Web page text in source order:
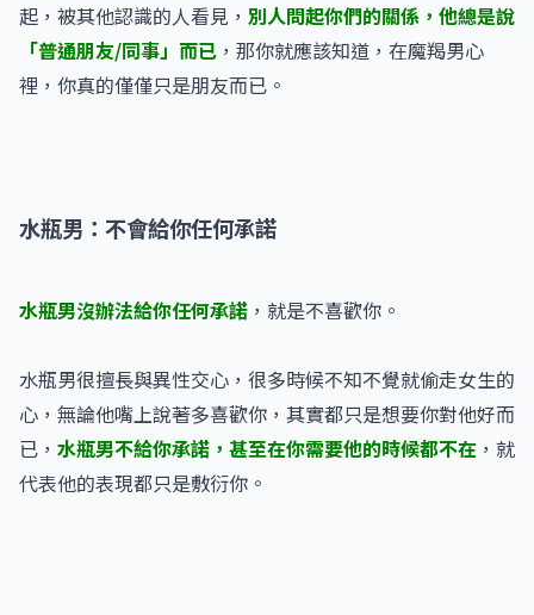
起，被其他認識的人看見， 別人問起你們的關係，他總是說
「普通朋友/同事」而已 ，那你就應該知道，在魔羯男心
裡，你真的僅僅只是朋友而已。
水瓶男：不會給你任何承諾
水瓶男沒辦法給你任何承諾 ，就是不喜歡你。
水瓶男很擅長與異性交心，很多時候不知不覺就偷走女生的
心，無論他嘴上說著多喜歡你，其實都只是想要你對他好而
已， 水瓶男不給你承諾，甚至在你需要他的時候都不在 ，就
代表他的表現都只是敷衍你。